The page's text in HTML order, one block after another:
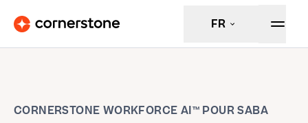
FR
CORNERSTONE WORKFORCE AI™ POUR SABA